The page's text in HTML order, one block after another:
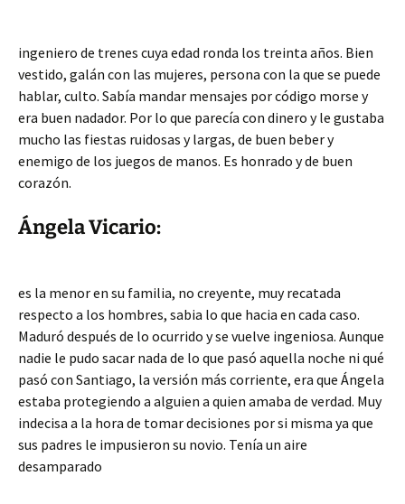
ingeniero de trenes cuya edad ronda los treinta años. Bien
vestido, galán con las mujeres, persona con la que se puede
hablar, culto. Sabía mandar mensajes por código morse y
era buen nadador. Por lo que parecía con dinero y le gustaba
mucho las fiestas ruidosas y largas, de buen beber y
enemigo de los juegos de manos. Es honrado y de buen
corazón.
Ángela Vicario:
es la menor en su familia, no creyente, muy recatada
respecto a los hombres, sabia lo que hacia en cada caso.
Maduró después de lo ocurrido y se vuelve ingeniosa. Aunque
nadie le pudo sacar nada de lo que pasó aquella noche ni qué
pasó con Santiago, la versión más corriente, era que Ángela
estaba protegiendo a alguien a quien amaba de verdad. Muy
indecisa a la hora de tomar decisiones por si misma ya que
sus padres le impusieron su novio. Tenía un aire
desamparado